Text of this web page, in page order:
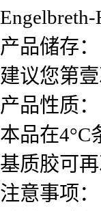
产品储存：
建议您第
产品性质：
本品在4°C
基质胶可再
注意事项：